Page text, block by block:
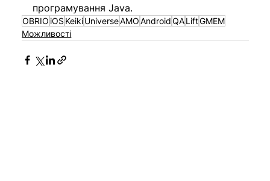
програмування Java.
OBRIO iOSKeikiUniverseAMOAndroidQALiftGMEM
Можливості